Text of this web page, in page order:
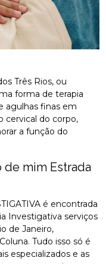
Três Rios, ou
forma de terapia
agulhas finas em
cervical do corpo,
a função do
mim Estrada
é encontrada
Investigativa serviços
de Janeiro,
Tudo isso só é
especializados e as